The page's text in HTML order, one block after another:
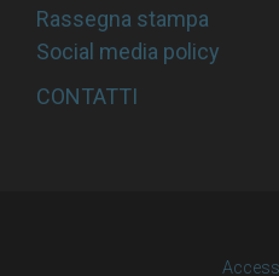
Rassegna stampa
Social media policy
CONTATTI